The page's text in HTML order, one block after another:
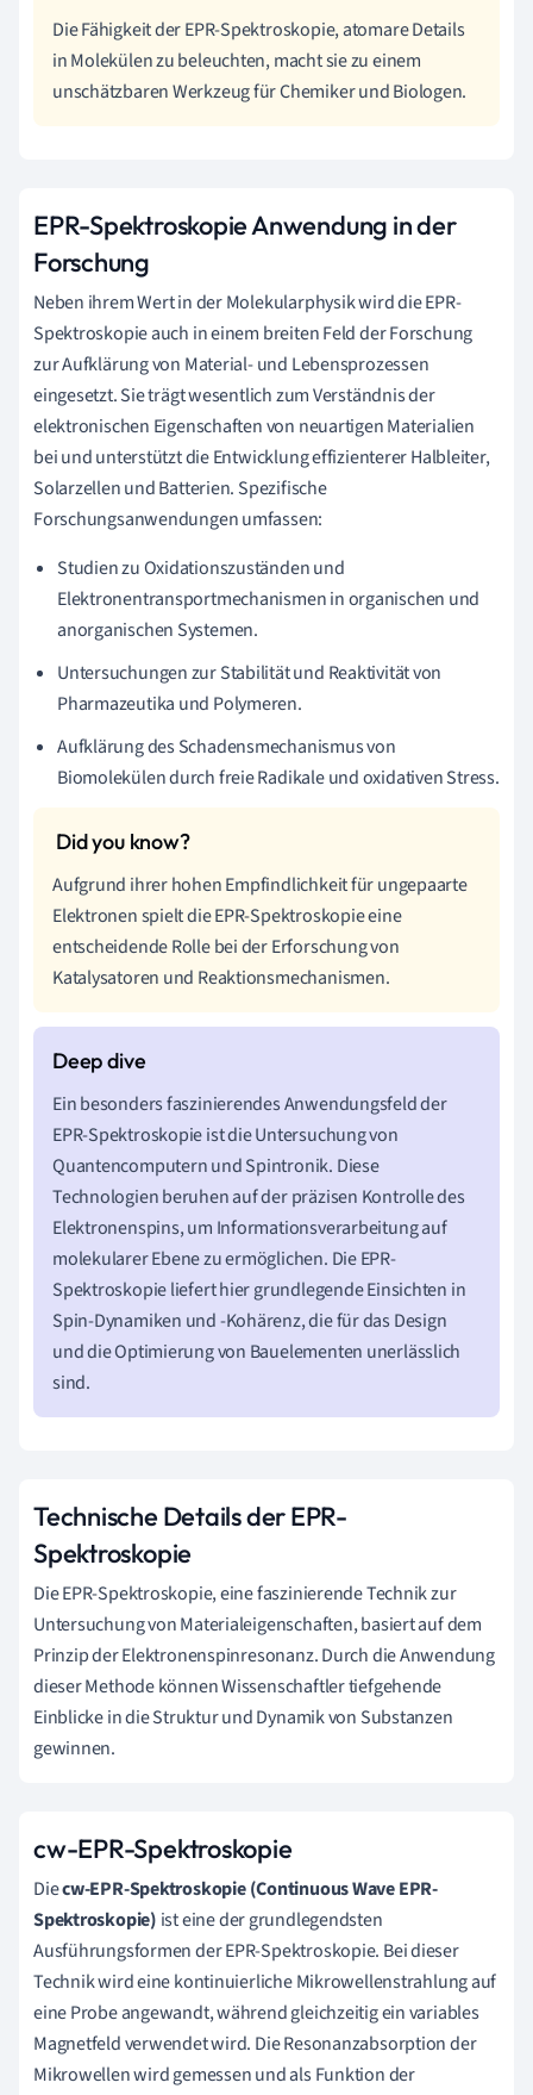
Die Fähigkeit der EPR-Spektroskopie, atomare Details
in Molekülen zu beleuchten, macht sie zu einem
unschätzbaren Werkzeug für Chemiker und Biologen.
EPR-Spektroskopie Anwendung in der
Forschung
Neben ihrem Wert in der Molekularphysik wird die EPR-
Spektroskopie auch in einem breiten Feld der Forschung
zur Aufklärung von Material- und Lebensprozessen
eingesetzt. Sie trägt wesentlich zum Verständnis der
elektronischen Eigenschaften von neuartigen Materialien
bei und unterstützt die Entwicklung effizienterer Halbleiter,
Solarzellen und Batterien. Spezifische
Forschungsanwendungen umfassen:
Studien zu Oxidationszuständen und
Elektronentransportmechanismen in organischen und
anorganischen Systemen.
Untersuchungen zur Stabilität und Reaktivität von
Pharmazeutika und Polymeren.
Aufklärung des Schadensmechanismus von
Biomolekülen durch freie Radikale und oxidativen Stress.
Aufgrund ihrer hohen Empfindlichkeit für ungepaarte
Elektronen spielt die EPR-Spektroskopie eine
entscheidende Rolle bei der Erforschung von
Katalysatoren und Reaktionsmechanismen.
Ein besonders faszinierendes Anwendungsfeld der
EPR-Spektroskopie ist die Untersuchung von
Quantencomputern und Spintronik. Diese
Technologien beruhen auf der präzisen Kontrolle des
Elektronenspins, um Informationsverarbeitung auf
molekularer Ebene zu ermöglichen. Die EPR-
Spektroskopie liefert hier grundlegende Einsichten in
Spin-Dynamiken und -Kohärenz, die für das Design
und die Optimierung von Bauelementen unerlässlich
sind.
Technische Details der EPR-
Spektroskopie
Die EPR-Spektroskopie, eine faszinierende Technik zur
Untersuchung von Materialeigenschaften, basiert auf dem
Prinzip der Elektronenspinresonanz. Durch die Anwendung
dieser Methode können Wissenschaftler tiefgehende
Einblicke in die Struktur und Dynamik von Substanzen
gewinnen.
cw-EPR-Spektroskopie
Diecw-EPR-Spektroskopie (Continuous Wave EPR-
Spektroskopie) ist eine der grundlegendsten
Ausführungsformen der EPR-Spektroskopie. Bei dieser
Technik wird eine kontinuierliche Mikrowellenstrahlung auf
eine Probe angewandt, während gleichzeitig ein variables
Magnetfeld verwendet wird. Die Resonanzabsorption der
Mikrowellen wird gemessen und als Funktion der